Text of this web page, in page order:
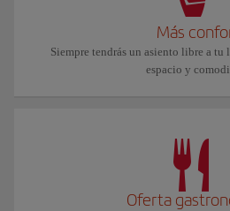
Más
Siempre tendrás un asiento libre a tu
espacio y
Oferta